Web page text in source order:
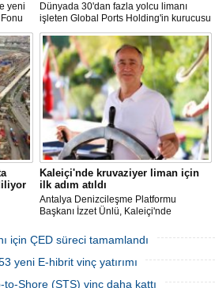
yeni
Dünyada 30'dan fazla yolcu limanı
işleten Global Ports Holding'in kurucusu
ve Yönetim Kurulu Başkanı Mehmet
Kutman'ın sahibi olduğu Ege Port
Kuşadası, yeni bir yatırım hamlesine
hazırlanıyor.
Kaleiçi'nde kruvaziyer liman için
ilk adım atıldı
Antalya Denizcileşme Platformu
Başkanı İzzet Ünlü, Kaleiçi'nde
Ulaştırma ve Altyapı Bakanlığı 6'ncı
Bölge Müdürlüğü tarafından teknik
çalışma başlatıldığını açıkladı.
için ÇED süreci tamamlandı
yeni E-hibrit vinç yatırımı
Shore (STS) vinç daha kattı